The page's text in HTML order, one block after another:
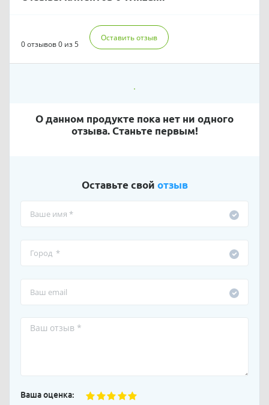
0 отзывов0 из 5
Оставить отзыв
О данном продукте пока нет ни одного
отзыва. Станьте первым!
Оставьте свой отзыв
Ваша оценка: